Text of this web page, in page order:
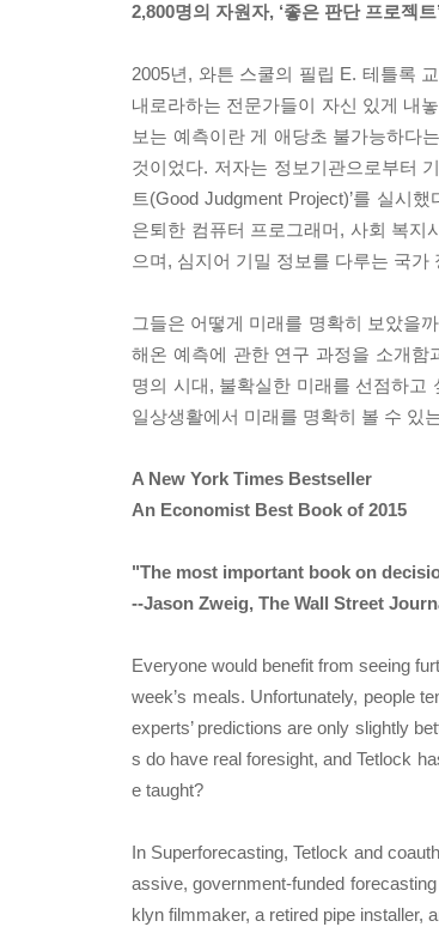
2,800명의 자원자, ‘좋은 판단 프로젝
2005년, 와튼 스쿨의 필립 E. 테틀록
내로라하는 전문가들이 자신 있게 내
보는 예측이란 게 애당초 불가능하다
것이었다. 저자는 정보기관으로부터
트(Good Judgment Project)’를 실시
은퇴한 컴퓨터 프로그래머, 사회 복지
으며, 심지어 기밀 정보를 다루는 국가
그들은 어떻게 미래를 명확히 보았을
해온 예측에 관한 연구 과정을 소개함
명의 시대, 불확실한 미래를 선점하고
일상생활에서 미래를 명확히 볼 수 있
A New York Times Bestseller
An Economist Best Book of 2015
"The most important book on
--Jason Zweig, The Wall Street
Everyone would benefit from seeing
week’s meals. Unfortunately, people
experts’ predictions are only slightly
s do have real foresight, and Tetlock
e taught?
In Superforecasting, Tetlock and
assive, government-funded
klyn filmmaker, a retired pipe installer,